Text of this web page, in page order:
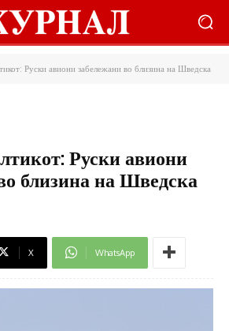
Руски авиони забележани во близина на Шведска
Руски авиони
близина на Шведска
X WhatsApp